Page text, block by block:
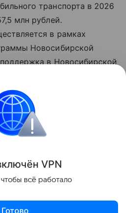
транспорта в 2026
млн рублей.
в рамках
Новосибирской
в Новосибирской
автомобили вручены
Поделиться
ён VPN
всё работало
Готово